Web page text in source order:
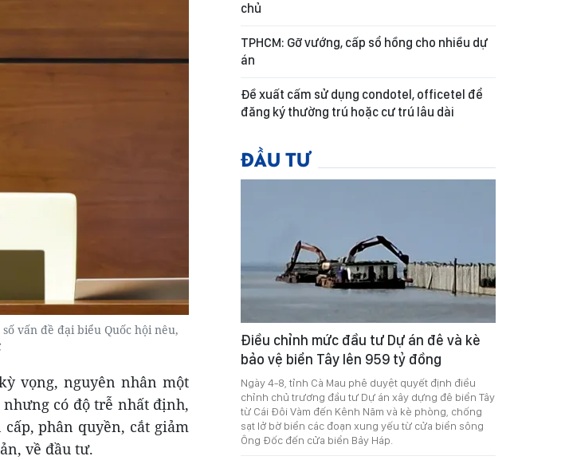
vấn đề đại biểu Quốc hội nêu,
vọng, nguyên nhân một
có độ trễ nhất định,
phân quyền, cắt giảm
về đầu tư.
chủ
TPHCM: Gỡ vướng, cấp sổ hồng cho nhiều dự
án
Đề xuất cấm sử dụng condotel, officetel để
đăng ký thường trú hoặc cư trú lâu dài
ĐẦU TƯ
Điều chỉnh mức đầu tư Dự án đê và kè
bảo vệ biển Tây lên 959 tỷ đồng
Ngày 4-8, tỉnh Cà Mau phê duyệt quyết định điều
chỉnh chủ trương đầu tư Dự án xây dựng đê biển Tây
từ Cái Đôi Vàm đến Kênh Năm và kè phòng, chống
sạt lở bờ biển các đoạn xung yếu từ cửa biển sông
Ông Đốc đến cửa biển Bảy Háp.